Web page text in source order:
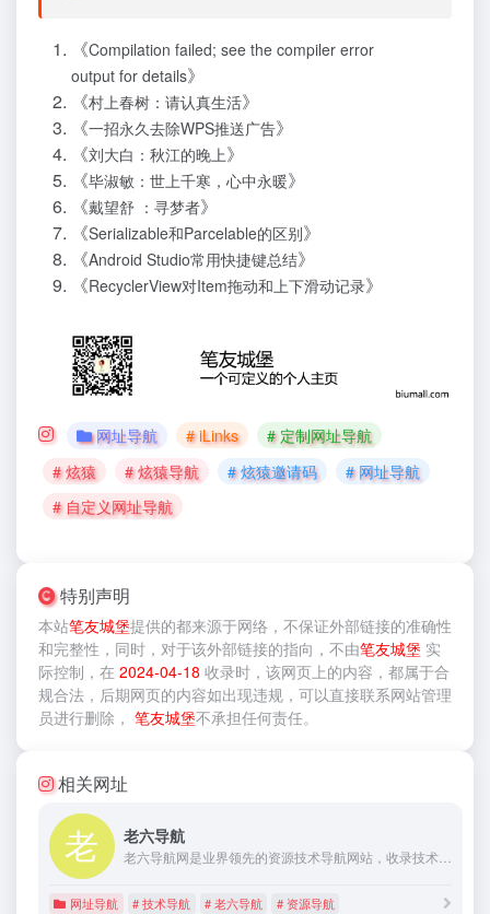
《Compilation failed; see the compiler error
output for details》
《村上春树：请认真生活》
《一招永久去除WPS推送广告》
《刘大白：秋江的晚上》
《毕淑敏：世上千寒，心中永暖》
《戴望舒 ：寻梦者》
《Serializable和Parcelable的区别》
《Android Studio常用快捷键总结》
《RecyclerView对Item拖动和上下滑动记录》
网址导航 # iLinks
# 定制网址导航
# 炫猿
# 炫猿导航 # 炫猿邀请码
# 网址导航
# 自定义网址导航
特别声明
本站笔友城堡提供的都来源于网络，不保证外部链接的准确性
和完整性，同时，对于该外部链接的指向，不由笔友城堡 实
际控制，在 2024-04-18 收录时，该网页上的内容，都属于合
规合法，后期网页的内容如出现违规，可以直接联系网站管理
员进行删除， 笔友城堡不承担任何责任。
相关网址
老六导航
老六导航网是业界领先的资源技术导航网站，收录技术资源、游戏辅助、活动线报等相关网站。也是国内知名站点，具有一定的权威性,收藏性,参考价值性,影响性，为国内高速网络发展做出了巨大的贡献！
网址导航 # 技术导航 # 老六导航 # 资源导航